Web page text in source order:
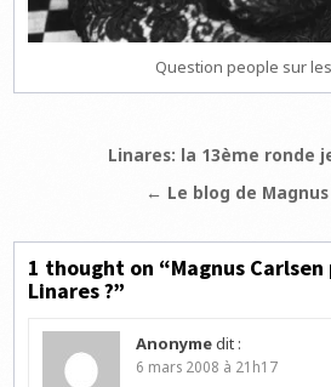
Question people sur
NavigationLinares: la 13ème ronde
← Le blog de
1 thought on “Magnus
Linares ?”
Anonymedit :
6 mars 2008 à 21h17